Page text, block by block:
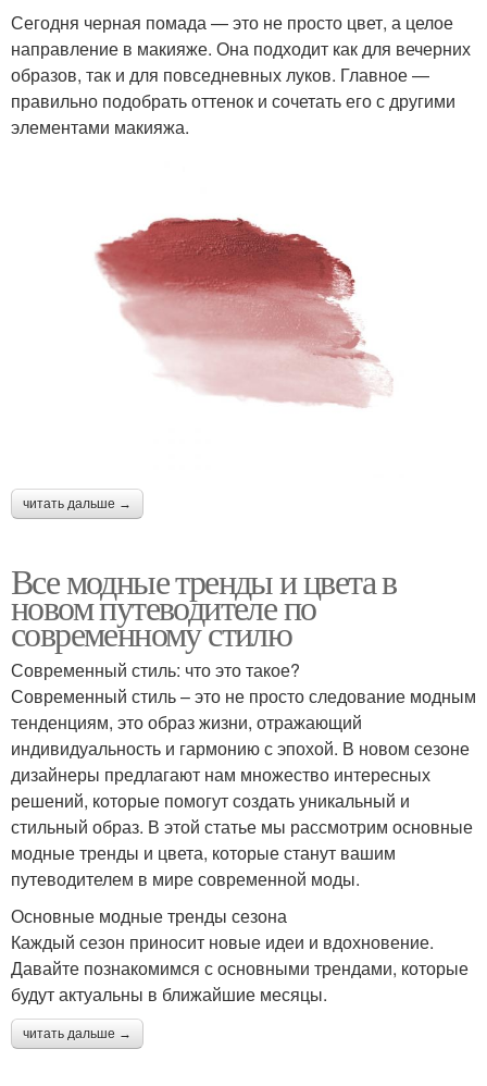
Сегодня черная помада — это не просто цвет, а целое
направление в макияже. Она подходит как для вечерних
образов, так и для повседневных луков. Главное —
правильно подобрать оттенок и сочетать его с другими
элементами макияжа.
читать дальше →
Все модные тренды и цвета в
новом путеводителе по
современному стилю
Современный стиль: что это такое?
Современный стиль – это не просто следование модным
тенденциям, это образ жизни, отражающий
индивидуальность и гармонию с эпохой. В новом сезоне
дизайнеры предлагают нам множество интересных
решений, которые помогут создать уникальный и
стильный образ. В этой статье мы рассмотрим основные
модные тренды и цвета, которые станут вашим
путеводителем в мире современной моды.
Основные модные тренды сезона
Каждый сезон приносит новые идеи и вдохновение.
Давайте познакомимся с основными трендами, которые
будут актуальны в ближайшие месяцы.
читать дальше →